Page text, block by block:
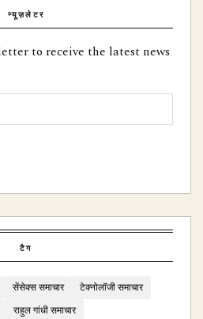
न्यूज़लेटर
to receive the latest news
टैग
सेंसेक्स समाचार
टेक्नोलॉजी समाचार
राहुल गांधी समाचार